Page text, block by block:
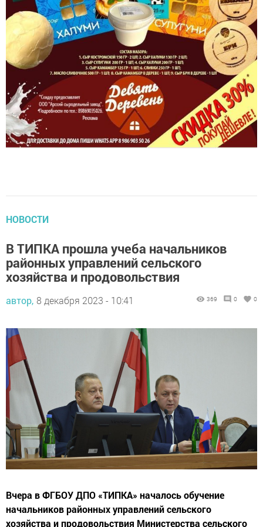
НОВОСТИ
В ТИПКА прошла учеба начальников
районных управлений сельского
хозяйства и продовольствия
автор, 8 декабря 2023 - 10:41 369 0 0
Вчера в ФГБОУ ДПО «ТИПКА» началось обучение
начальников районных управлений сельского
хозяйства и продовольствия Министерства сельского